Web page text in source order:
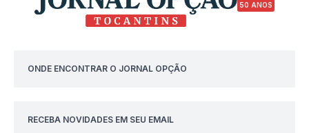
50 ANOS
ONDE ENCONTRAR O JORNAL OPÇÃO
RECEBA NOVIDADES EM SEU EMAIL